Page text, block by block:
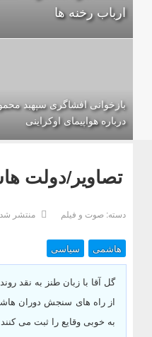
ارباب رخنه ها
بازخوانی افشاگری سپهبد
درباره هواپیمای اوکراینی
تصاویر/دولت
دسته: صوت و فیلم منتشر شده در 23
هاشمی سیاسی
گل آقا با زبان طنز به نقد
از راه های سنجش دوران
به خوبی وقایع را ثبت می